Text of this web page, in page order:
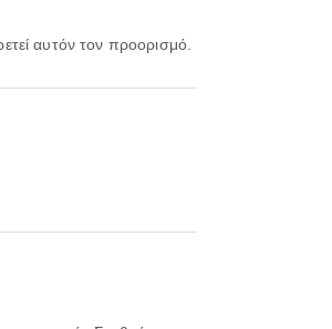
αυτόν τον προορισμό.